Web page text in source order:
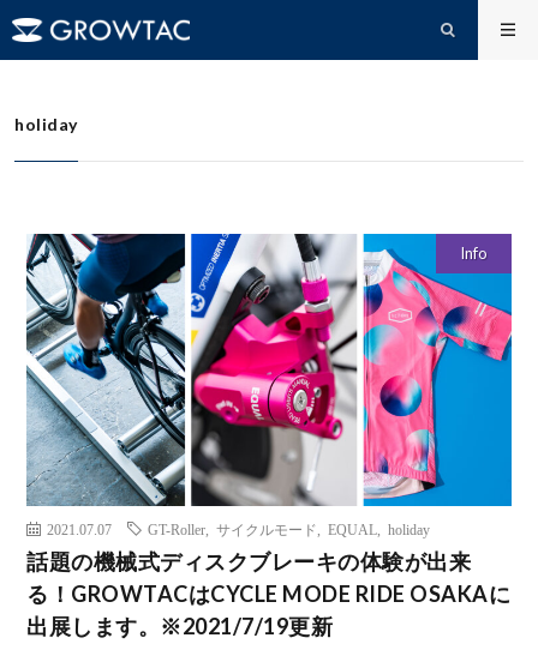
HOME holiday
holiday
Info
2021.07.07 GT-Roller サイクルモード EQUAL holiday
話題の機械式ディスクブレーキの体験が出来
る！GROWTACはCYCLE MODE RIDE OSAKAに
出展します。※2021/7/19更新